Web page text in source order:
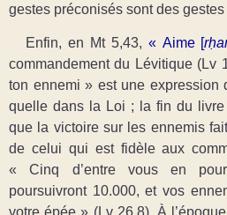
gestes préconisés sont des gestes
Enfin, en Mt 5,43, « Aime [
commandement du Lévitique (Lv
ton ennemi » est une expression
quelle dans la Loi ; la fin du
que la victoire sur les ennemis
de celui qui est fidèle aux
« Cinq d’entre vous en
poursuivront 10.000, et vos
votre épée » (Lv 26,8). À